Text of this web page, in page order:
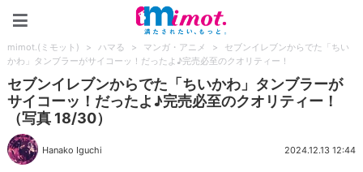
mimot.(ミモット) > ハマる > マンガ・アニメ >
セブンイレブンからでた「ちい
かわ」タンブラーがサイコーッ！だったよ♪完売必至のクオリティー！
セブンイレブンからでた「ちいかわ」タンブラーが
サイコーッ！だったよ♪完売必至のクオリティー！
（写真 18/30）
Hanako Iguchi 2024.12.13 12:44